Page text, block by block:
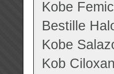
Kobe
Bestille
Kobe
Kob